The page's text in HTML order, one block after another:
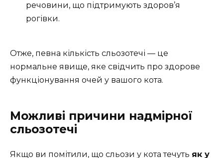
речовини, що підтримують здоров’я
рогівки.
Отже, певна кількість сльозотечі — це
нормальне явище, яке свідчить про здорове
функціонування очей у вашого кота.
Можливі причини надмірної
сльозотечі
Якщо ви помітили, що сльози у кота течуть як у